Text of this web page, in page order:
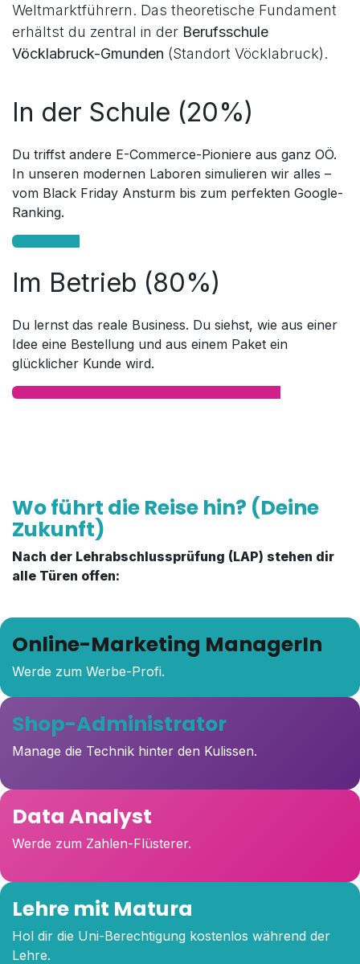
Weltmarktführern. Das theoretische Fundament
erhältst du zentral in der Berufsschule
Vöcklabruck-Gmunden (Standort Vöcklabruck).
In der Schule (20%)
Du triffst andere E-Commerce-Pioniere aus ganz OÖ.
In unseren modernen Laboren simulieren wir alles –
vom Black Friday Ansturm bis zum perfekten Google-
Ranking.
Im Betrieb (80%)
Du lernst das reale Business. Du siehst, wie aus einer
Idee eine Bestellung und aus einem Paket ein
glücklicher Kunde wird.
Wo führt die Reise hin? (Deine
Zukunft)
Nach der Lehrabschlussprüfung (LAP) stehen dir
alle Türen offen:
Online-Marketing ManagerIn
Werde zum Werbe-Profi.
Shop-Administrator
Manage die Technik hinter den Kulissen.
Data Analyst
Werde zum Zahlen-Flüsterer.
Lehre mit Matura
Hol dir die Uni-Berechtigung kostenlos während der
Lehre.